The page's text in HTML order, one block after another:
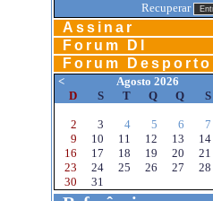
Recuperar
Assinar
Forum DI
Forum Desporto
<
Agosto 2026
D
S T Q Q S
2
3 4 5 6 7
9
10 11 12 13 14
16
17 18 19 20 21
23
24 25 26 27 28
30
31